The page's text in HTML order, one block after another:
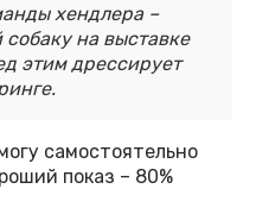
хендлера –
собаку на выставке
этим дрессирует
самостоятельно
показ – 80%